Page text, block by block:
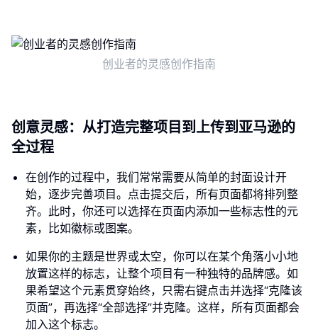
创业者的灵感创作指南
创意灵感：从打造完整项目到上传到亚马逊的
全过程
在创作的过程中，我们常常需要从简单的封面设计开
始，逐步完善项目。点击提交后，所有页面都将排列整
齐。此时，你还可以选择在页面内添加一些标志性的元
素，比如徽标或图案。
如果你的主题是世界或太空，你可以在某个角落小小地
放置这样的标志，让整个项目有一种独特的品牌感。如
果希望这个元素贯穿始终，只需右键点击并选择“克隆该
页面”，再选择“全部选择”并克隆。这样，所有页面都会
加入这个标志。